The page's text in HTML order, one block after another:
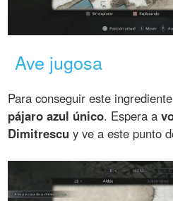
Ave jugosa
Para conseguir este
pájaro azul único. Espera a
Dimitrescu y ve a este punto